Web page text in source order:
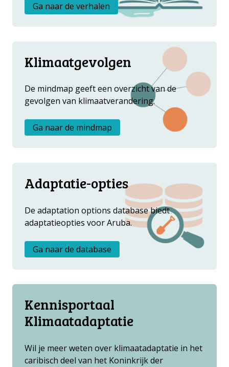
Ga naar de verhalen
Klimaatgevolgen
De mindmap geeft een overzicht van de
gevolgen van klimaatverandering.
Ga naar de mindmap
Adaptatie-opties
De adaptation options database biedt
adaptatieopties voor Aruba.
Ga naar de database
Kennisportaal
Klimaatadaptatie
Wil je meer weten over klimaatadaptatie in het
caribisch deel van het Koninkrijk der